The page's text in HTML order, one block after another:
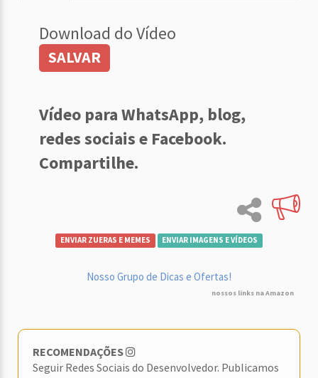
Download do Vídeo
SALVAR
Vídeo para WhatsApp, blog,
redes sociais e Facebook.
Compartilhe.
ENVIAR ZUERAS E MEMES ENVIAR IMAGENS E VÍDEOS
Nosso Grupo de Dicas e Ofertas!
nossos links na Amazon
RECOMENDAÇÕES
Seguir Redes Sociais do Desenvolvedor. Publicamos